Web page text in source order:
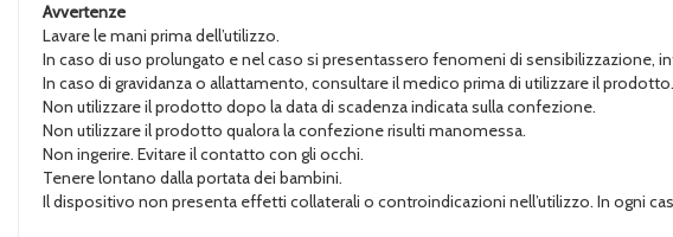
Avvertenze
Lavare le mani prima dell’utilizzo.
In caso di uso prolungato e nel caso si presentassero fenomeni di sensibilizzazione,
In caso di gravidanza o allattamento, consultare il medico prima di utilizzare il prodotto.
Non utilizzare il prodotto dopo la data di scadenza indicata sulla confezione.
Non utilizzare il prodotto qualora la confezione risulti manomessa.
Non ingerire. Evitare il contatto con gli occhi.
Tenere lontano dalla portata dei bambini.
Il dispositivo non presenta effetti collaterali o controindicazioni nell’utilizzo. In ogni